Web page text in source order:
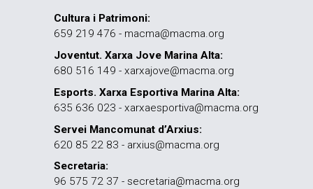
Cultura i Patrimoni:
659 219 476 - macma@macma.org
Joventut. Xarxa Jove Marina Alta:
680 516 149 - xarxajove@macma.org
Esports. Xarxa Esportiva Marina Alta:
635 636 023 - xarxaesportiva@macma.org
Servei Mancomunat d’Arxius:
620 85 22 83 - arxius@macma.org
Secretaria:
96 575 72 37 - secretaria@macma.org